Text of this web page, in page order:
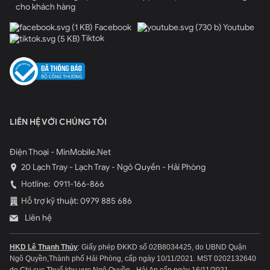
camera trước lên tới 13 MP và được trang bị sẵn tính
năng làm đẹp, tự động lấy nét giúp bạn có những tấm
hình selfie xinh đẹp và tự tin call video với bạn bè, người
thân.
Thỏa sức làm việc, giải trí trên Galaxy A14
nhờ dung lượng pin khủng
Dòng smartphone Galaxy A thế hệ mới của nhà
Samsung sở hữu viên pin có dung lượng cực lớn lên tới
cho khách hàng
Facebook
Youtube
Tiktok
LIÊN HỆ VỚI CHÚNG TÔI
Điện Thoại - MinMobile.Net
20 Lạch Tray - Lạch Tray - Ngô Quyền - Hải Phòng
Hotline: 0911-166-866
Hỗ trợ kỹ thuật: 0979 885 686
Liên hệ
HKD Lê Thanh Thủy: Giấy phép ĐKKD số 02B8034425, do UBND Quận
Ngô Quyền,Thành phố Hải Phòng, cấp ngày 10/11/2021. MST 0202132640